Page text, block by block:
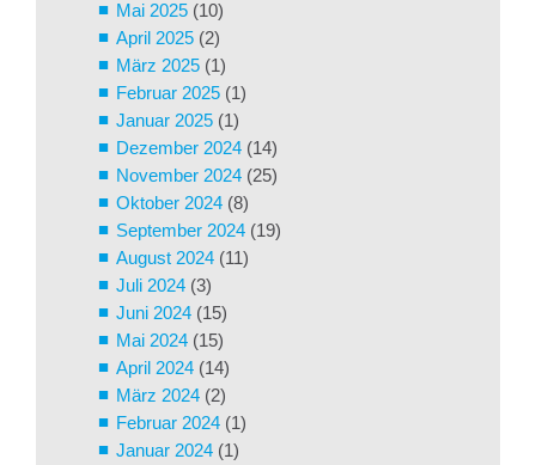
Mai 2025 (10)
April 2025 (2)
März 2025 (1)
Februar 2025 (1)
Januar 2025 (1)
Dezember 2024 (14)
November 2024 (25)
Oktober 2024 (8)
September 2024 (19)
August 2024 (11)
Juli 2024 (3)
Juni 2024 (15)
Mai 2024 (15)
April 2024 (14)
März 2024 (2)
Februar 2024 (1)
Januar 2024 (1)